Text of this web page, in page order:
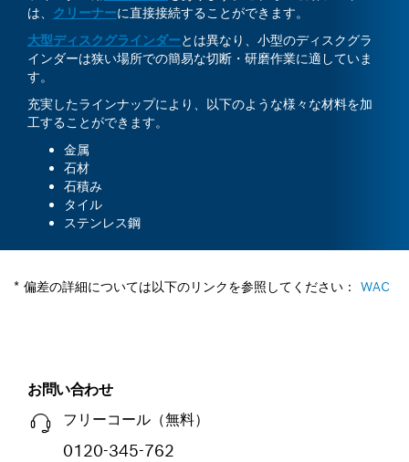
は、 クリーナーに直接接続することができます。
大型ディスクグラインダーとは異なり、小型のディスクグラ
インダーは狭い場所での簡易な切断・研磨作業に適していま
す。
充実したラインナップにより、以下のような様々な材料を加
工することができます。
金属
石材
石積み
タイル
ステンレス鋼
* 偏差の詳細については以下のリンクを参照してください： WAC
お問い合わせ
フリーコール（無料）
0120-345-762